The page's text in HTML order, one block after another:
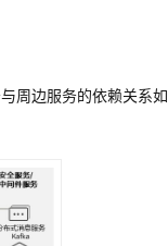
周边服务的依赖关系如